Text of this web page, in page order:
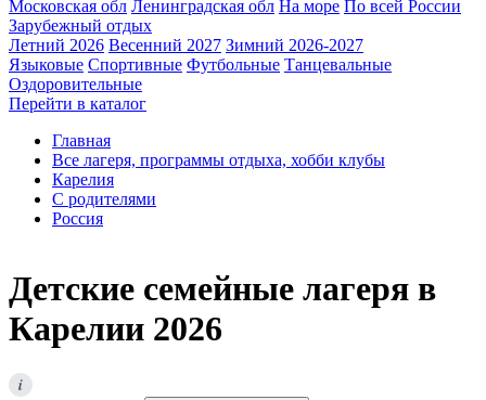
Московская обл Ленинградская обл На море По всей России
Зарубежный отдых
Летний 2026 Весенний 2027 Зимний 2026-2027
Языковые Спортивные Футбольные Танцевальные
Оздоровительные
Перейти в каталог
Главная
Все лагеря, программы отдыха, хобби клубы
Карелия
С родителями
Россия
Детские семейные лагеря в
Карелии 2026
i